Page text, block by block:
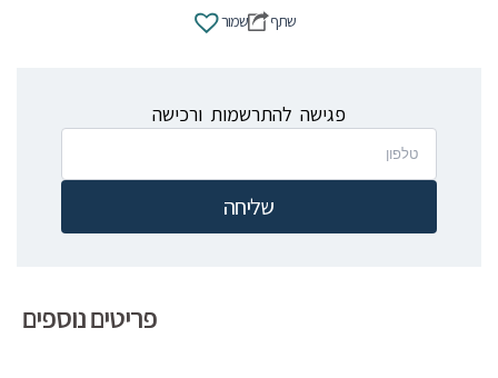
שמור שתף
פגישה להתרשמות ורכישה
שליחה
פריטים נוספים